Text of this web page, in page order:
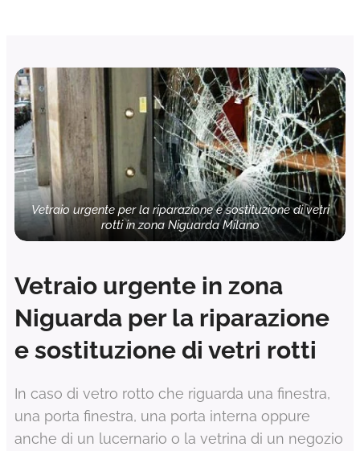
Vetraio urgente per la riparazione e sostituzione di vetri
rotti in zona Niguarda Milano
Vetraio urgente in zona
Niguarda per la riparazione
e sostituzione di vetri rotti
In caso di vetro rotto che riguarda una finestra,
una porta finestra, una porta interna oppure
anche di un lucernario o la vetrina di un negozio